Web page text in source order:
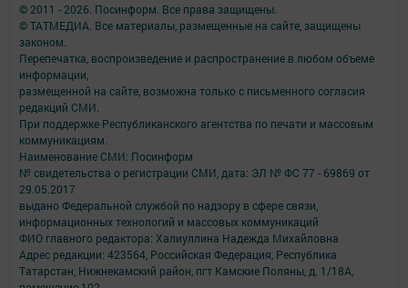
© 2011 - 2026. Посинформ. Все права защищены.
© ТАТМЕДИА. Все материалы, размещенные на сайте, защищены
законом.
Перепечатка, воспроизведение и распространение в любом объеме
информации,
размещенной на сайте, возможна только с письменного согласия
редакций СМИ.
При поддержке Республиканского агентства по печати и массовым
коммуникациям.
Наименование СМИ: Посинформ
№ свидетельства о регистрации СМИ, дата: ЭЛ № ФС 77 - 69869 от
29.05.2017
выдано Федеральной службой по надзору в сфере связи,
информационных технологий и массовых коммуникаций
ФИО главного редактора: Халиуллина Надежда Михайловна
Адрес редакции: 423564, Российская Федерация, Республика
Татарстан, Нижнекамский район, пгт Камские Поляны, д. 1/18А,